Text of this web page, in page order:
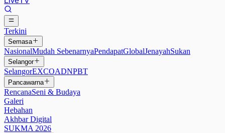
Terkini
Semasa
NasionalMudah SebenarnyaPendapatGlobalJenayahSukan
Selangor
SelangorEXCOADNPBT
Pancawarna
RencanaSeni & Budaya
Galeri
Hebahan
Akhbar Digital
SUKMA 2026